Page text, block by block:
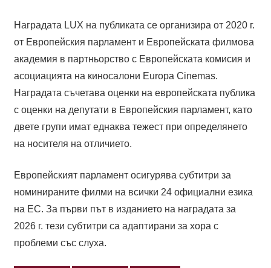
Наградата LUX на публиката се организира от 2020 г.
от Европейския парламент и Европейската филмова
академия в партньорство с Европейската комисия и
асоциацията на киносалони Europa Cinemas.
Наградата съчетава оценки на европейската публика
с оценки на депутати в Европейския парламент, като
двете групи имат еднаква тежест при определянето
на носителя на отличието.
Европейският парламент осигурява субтитри за
номинираните филми на всички 24 официални езика
на ЕС. За първи път в изданието на наградата за
2026 г. тези субтитри са адаптирани за хора с
проблеми със слуха.